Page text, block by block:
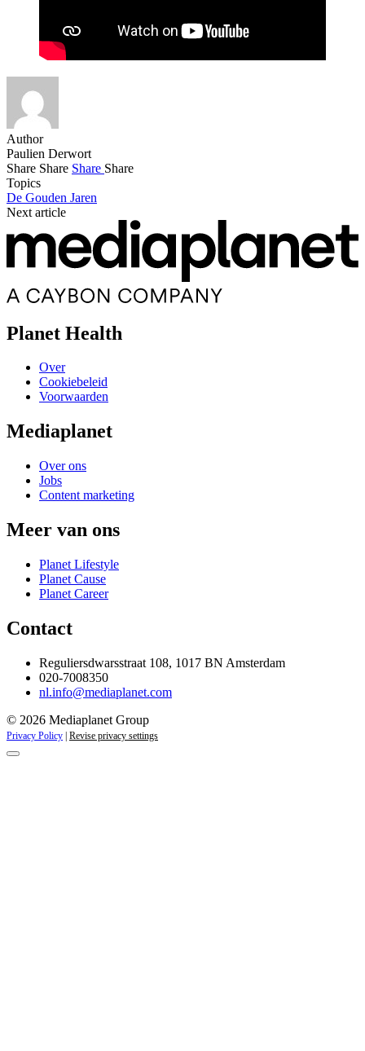
Author
Paulien Derwort
Share Share Share Share
Topics
De Gouden Jaren
Next article
Planet Health
Over
Cookiebeleid
Voorwaarden
Mediaplanet
Over ons
Jobs
Content marketing
Meer van ons
Planet Lifestyle
Planet Cause
Planet Career
Contact
Reguliersdwarsstraat 108, 1017 BN Amsterdam
020-7008350
nl.info@mediaplanet.com
© 2026 Mediaplanet Group
Privacy Policy Revise privacy settings